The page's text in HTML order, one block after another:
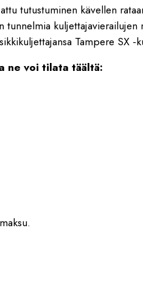
tutustuminen kävellen
tunnelmia kuljettajavierailujen
Tampere SX -
ne voi tilata täältä: